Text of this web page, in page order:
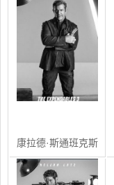
康拉德·斯通班克斯